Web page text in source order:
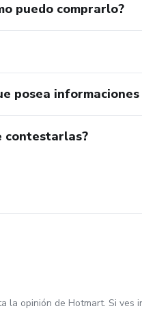
puedo comprarlo?
posea
contestarlas?
la opinión de Hotmart. Si ves